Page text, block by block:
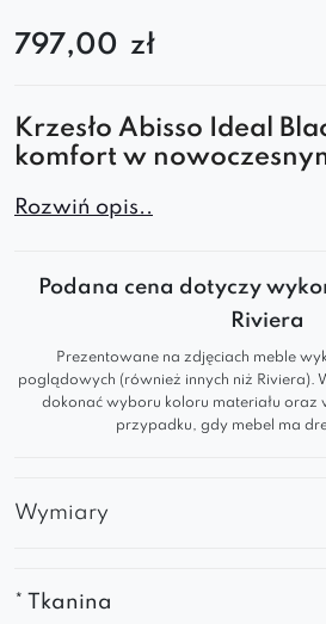
797,00 zł
Krzesło Abisso Ideal
komfort w
Krzesło Abisso Ideal Black to
minimalistycznym wyglądem.
sprawdzi się w jadalni,
nowoczesny akcent i
Wygodne siedzisko
–
zapewniają komfort
Rozwiń opis..
Podana cena dotyczy
Riviera
Prezentowane na zdjęciach meble
poglądowych (również innych niż Riviera).
dokonać wyboru koloru materiału
przypadku, gdy mebel ma
Wymiary
* Tkanina